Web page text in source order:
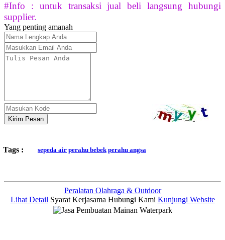
#Info : untuk transaksi jual beli langsung hubungi
supplier.
Yang penting amanah
Kirim Pesan
Tags : sepeda air perahu bebek perahu angsa
Peralatan Olahraga & Outdoor
Lihat Detail Syarat Kerjasama Hubungi Kami Kunjungi Website